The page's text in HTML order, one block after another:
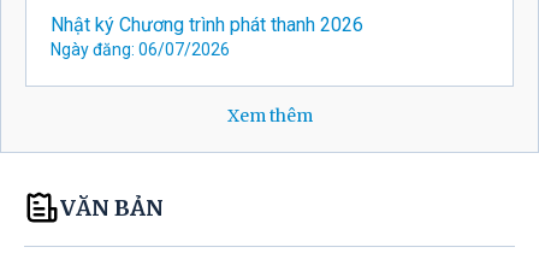
Nhật ký Chương trình phát thanh 2026
Ngày đăng: 06/07/2026
Xem thêm
VĂN BẢN